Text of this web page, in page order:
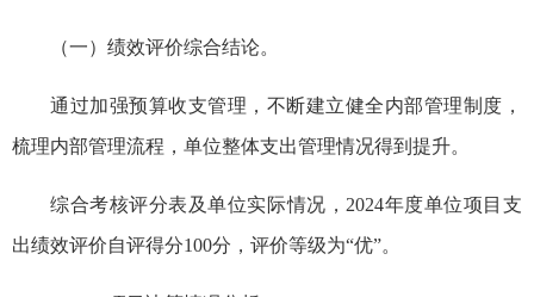
（一）绩效评价综合结论。
通过加强预算收支管理，不断建立健全内部管理制度，
梳理内部管理流程，单位整体支出管理情况得到提升。
综合考核评分表及单位实际情况，2024年度单位项目支
出绩效评价自评得分100分，评价等级为“优”。